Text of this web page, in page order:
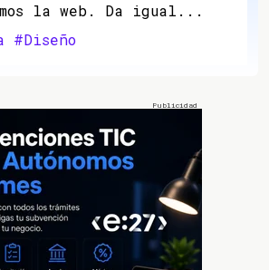
la web. Da igual...
#Diseño